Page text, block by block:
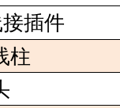
插件
柱